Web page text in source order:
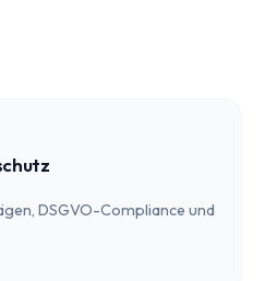
DSGVO-Compliance und